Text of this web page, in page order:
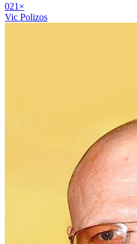
021 ×
Vic Polizos